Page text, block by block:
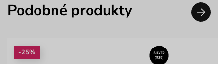
Podobné produkty
-25%